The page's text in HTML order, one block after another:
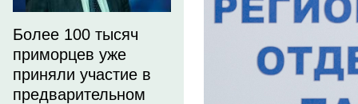
Более 100 тысяч
приморцев уже
приняли участие в
предварительном